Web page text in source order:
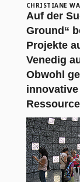
CHRISTIANE
Auf der
Ground“
Projekte
Venedig
Obwohl